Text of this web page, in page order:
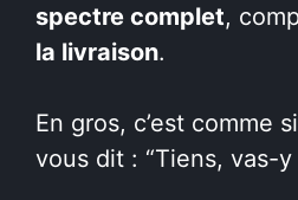
spectre complet,
la livraison.
En gros, c’est comme
vous dit : “Tiens, vas-